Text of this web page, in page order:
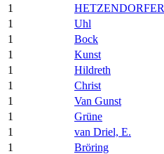
1
HETZENDORFER
1
Uhl
1
Bock
1
Kunst
1
Hildreth
1
Christ
1
Van Gunst
1
Grüne
1
van Driel, E.
1
Bröring